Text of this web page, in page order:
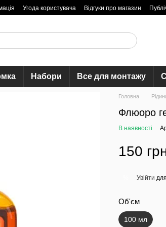
Угода користувача Відгуки про магазин
Набори Все для монтажу
Головна
Флюоро
В наявності
150
Увійти
Об'єм
100 мл